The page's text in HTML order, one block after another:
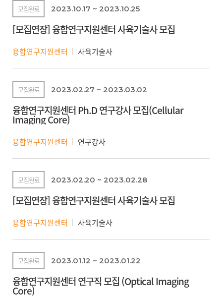
모집완료 2023.10.17 ~ 2023.10.25
[모집연장] 융합연구지원센터 사육기술사 모집
융합연구지원센터 사육기술사
모집완료 2023.02.27 ~ 2023.03.02
융합연구지원센터 Ph.D 연구강사 모집(Cellular
Imaging Core)
융합연구지원센터 연구강사
모집완료 2023.02.20 ~ 2023.02.28
[모집연장] 융합연구지원센터 사육기술사 모집
융합연구지원센터 사육기술사
모집완료 2023.01.12 ~ 2023.01.22
융합연구지원센터 연구직 모집 (Optical Imaging
Core)